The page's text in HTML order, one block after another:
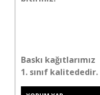
Baskı kağıtlarımız
1. sınıf kalitededir.